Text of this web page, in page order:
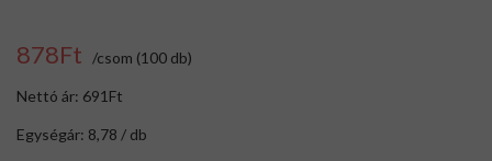
878Ft /csom (100 db)
Nettó ár: 691Ft
Egységár: 8,78 / db